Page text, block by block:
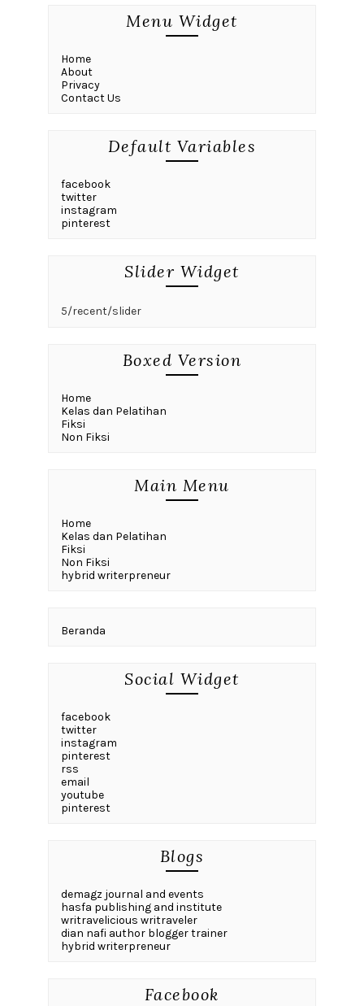
Menu Widget
Home
About
Privacy
Contact Us
Default Variables
facebook
twitter
instagram
pinterest
Slider Widget
5/recent/slider
Boxed Version
Home
Kelas dan Pelatihan
Fiksi
Non Fiksi
Main Menu
Home
Kelas dan Pelatihan
Fiksi
Non Fiksi
hybrid writerpreneur
Beranda
Social Widget
facebook
twitter
instagram
pinterest
rss
email
youtube
pinterest
Blogs
demagz journal and events
hasfa publishing and institute
writravelicious writraveler
dian nafi author blogger trainer
hybrid writerpreneur
Facebook